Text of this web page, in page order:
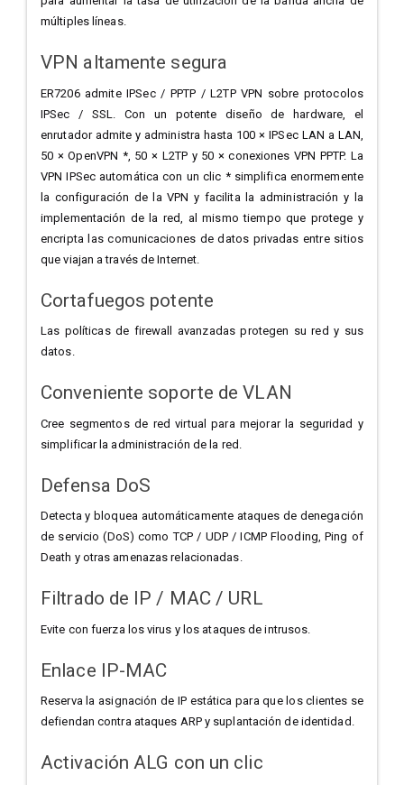
múltiples líneas.
VPN altamente segura
ER7206 admite IPSec / PPTP / L2TP VPN sobre protocolos
IPSec / SSL. Con un potente diseño de hardware, el
enrutador admite y administra hasta 100 × IPSec LAN a LAN,
50 × OpenVPN *, 50 × L2TP y 50 × conexiones VPN PPTP. La
VPN IPSec automática con un clic * simplifica enormemente
la configuración de la VPN y facilita la administración y la
implementación de la red, al mismo tiempo que protege y
encripta las comunicaciones de datos privadas entre sitios
que viajan a través de Internet.
Cortafuegos potente
Las políticas de firewall avanzadas protegen su red y sus
datos.
Conveniente soporte de VLAN
Cree segmentos de red virtual para mejorar la seguridad y
simplificar la administración de la red.
Defensa DoS
Detecta y bloquea automáticamente ataques de denegación
de servicio (DoS) como TCP / UDP / ICMP Flooding, Ping of
Death y otras amenazas relacionadas.
Filtrado de IP / MAC / URL
Evite con fuerza los virus y los ataques de intrusos.
Enlace IP-MAC
Reserva la asignación de IP estática para que los clientes se
defiendan contra ataques ARP y suplantación de identidad.
Activación ALG con un clic